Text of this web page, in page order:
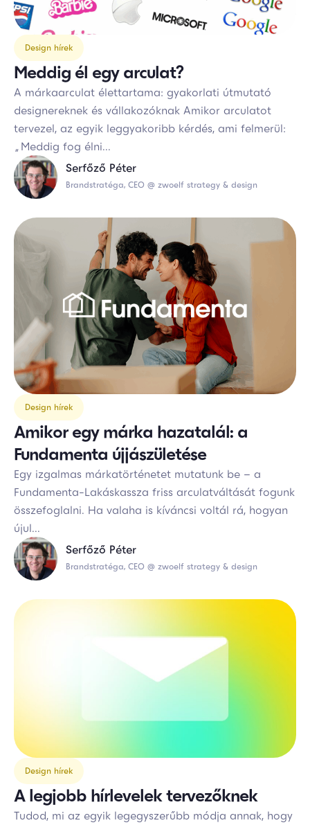
Design hírek
Meddig él egy arculat?
A márkaarculat élettartama: gyakorlati útmutató
designereknek és vállakozóknak Amikor arculatot
tervezel, az egyik leggyakoribb kérdés, ami felmerül:
„Meddig fog élni...
Serfőző Péter
Brandstratéga, CEO @ zwoelf strategy & design
Design hírek
Amikor egy márka hazatalál: a
Fundamenta újjászületése
Egy izgalmas márkatörténetet mutatunk be – a
Fundamenta-Lakáskassza friss arculatváltását fogunk
összefoglalni. Ha valaha is kíváncsi voltál rá, hogyan
újul...
Serfőző Péter
Brandstratéga, CEO @ zwoelf strategy & design
Design hírek
A legjobb hírlevelek tervezőknek
Tudod, mi az egyik legegyszerűbb módja annak, hogy